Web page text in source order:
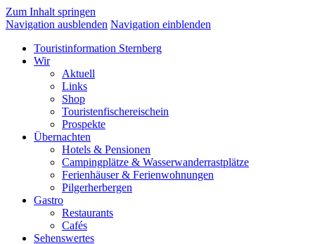
Zum Inhalt springen
Navigation ausblenden Navigation einblenden
Touristinformation Sternberg
Wir
Aktuell
Links
Shop
Touristenfischereischein
Prospekte
Übernachten
Hotels & Pensionen
Campingplätze & Wasserwanderrastplätze
Ferienhäuser & Ferienwohnungen
Pilgerherbergen
Gastro
Restaurants
Cafés
Sehenswertes